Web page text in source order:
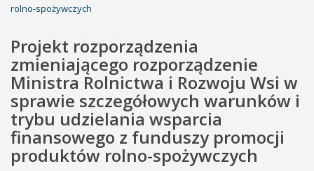
rolno-spożywczych
Projekt rozporządzenia
zmieniającego rozporządzenie
Ministra Rolnictwa i Rozwoju Wsi w
sprawie szczegółowych warunków i
trybu udzielania wsparcia
finansowego z funduszy promocji
produktów rolno-spożywczych